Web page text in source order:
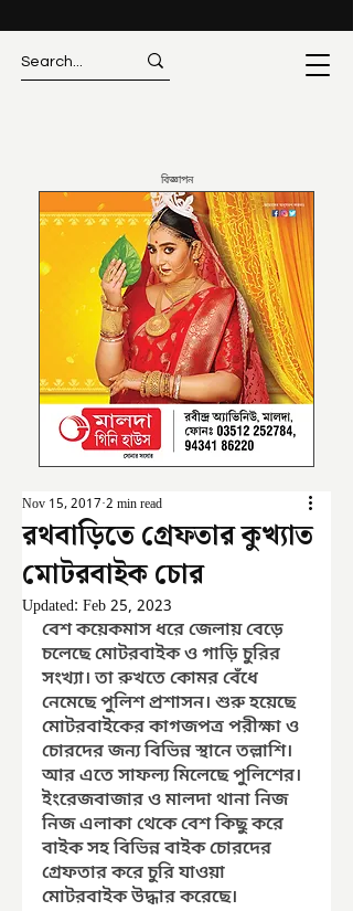
বিজ্ঞাপন
রথবাড়িতে গ্রেফতার কুখ্যাত
মোটরবাইক চোর
Nov 15, 2017 2 min read
Updated: Feb 25, 2023
বেশ কয়েকমাস ধরে জেলায় বেড়ে
চলেছে মোটরবাইক ও গাড়ি চুরির
সংখ্যা। তা রুখতে কোমর বেঁধে
নেমেছে পুলিশ প্রশাসন। শুরু হয়েছে
মোটরবাইকের কাগজপত্র পরীক্ষা ও
চোরদের জন্য বিভিন্ন স্থানে তল্লাশি।
আর এতে সাফল্য মিলেছে পুলিশের।
ইংরেজবাজার ও মালদা থানা নিজ
নিজ এলাকা থেকে বেশ কিছু করে
বাইক সহ বিভিন্ন বাইক চোরদের
গ্রেফতার করে চুরি যাওয়া
মোটরবাইক উদ্ধার করেছে।